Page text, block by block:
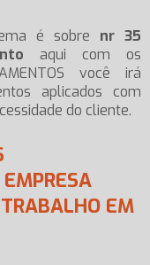
é sobre nr 35
aqui com os
você irá
aplicados com
do cliente.
EM